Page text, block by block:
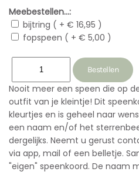
Meebestellen...:
bijtring ( + € 16,95 )
fopspeen ( + € 5,00 )
Nooit meer een speen die op
outfit van je kleintje! Dit
kleurtjes en is geheel naar
een naam en/of het
dergelijks. Neemt u gerust
via app, mail of een belletje.
"eigen" speenkoord. De naam